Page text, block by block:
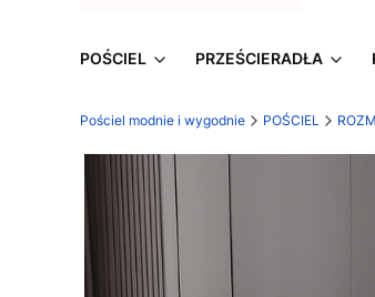
POŚCIEL PRZEŚCIERADŁA
Pościel modnie i wygodnie POŚCIEL